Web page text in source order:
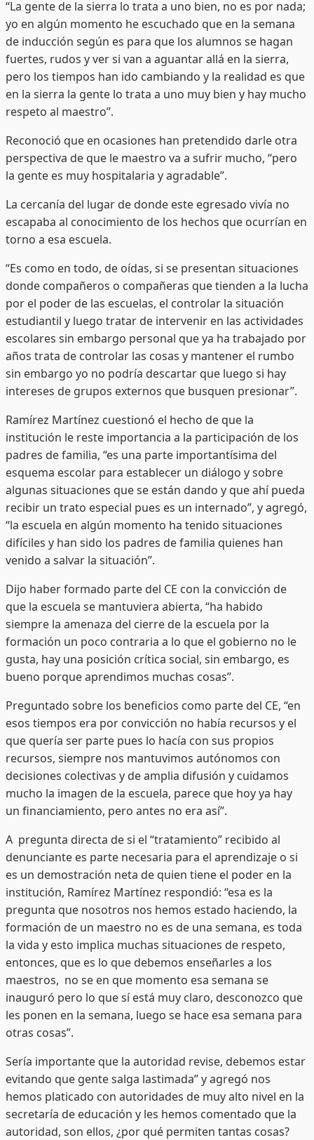
“La gente de la sierra lo trata a uno bien, no es por nada;
yo en algún momento he escuchado que en la semana
de inducción según es para que los alumnos se hagan
fuertes, rudos y ver si van a aguantar allá en la sierra,
pero los tiempos han ido cambiando y la realidad es que
en la sierra la gente lo trata a uno muy bien y hay mucho
respeto al maestro”.
Reconoció que en ocasiones han pretendido darle otra
perspectiva de que le maestro va a sufrir mucho, “pero
la gente es muy hospitalaria y agradable”.
La cercanía del lugar de donde este egresado vivía no
escapaba al conocimiento de los hechos que ocurrían en
torno a esa escuela.
“Es como en todo, de oídas, si se presentan situaciones
donde compañeros o compañeras que tienden a la lucha
por el poder de las escuelas, el controlar la situación
estudiantil y luego tratar de intervenir en las actividades
escolares sin embargo personal que ya ha trabajado por
años trata de controlar las cosas y mantener el rumbo
sin embargo yo no podría descartar que luego si hay
intereses de grupos externos que busquen presionar”.
Ramírez Martínez cuestionó el hecho de que la
institución le reste importancia a la participación de los
padres de familia, “es una parte importantísima del
esquema escolar para establecer un diálogo y sobre
algunas situaciones que se están dando y que ahí pueda
recibir un trato especial pues es un internado”, y agregó,
“la escuela en algún momento ha tenido situaciones
difíciles y han sido los padres de familia quienes han
venido a salvar la situación”.
Dijo haber formado parte del CE con la convicción de
que la escuela se mantuviera abierta, “ha habido
siempre la amenaza del cierre de la escuela por la
formación un poco contraria a lo que el gobierno no le
gusta, hay una posición crítica social, sin embargo, es
bueno porque aprendimos muchas cosas”.
Preguntado sobre los beneficios como parte del CE, “en
esos tiempos era por convicción no había recursos y el
que quería ser parte pues lo hacía con sus propios
recursos, siempre nos mantuvimos autónomos con
decisiones colectivas y de amplia difusión y cuidamos
mucho la imagen de la escuela, parece que hoy ya hay
un financiamiento, pero antes no era así”.
A pregunta directa de si el “tratamiento” recibido al
denunciante es parte necesaria para el aprendizaje o si
es un demostración neta de quien tiene el poder en la
institución, Ramírez Martínez respondió: “esa es la
pregunta que nosotros nos hemos estado haciendo, la
formación de un maestro no es de una semana, es toda
la vida y esto implica muchas situaciones de respeto,
entonces, que es lo que debemos enseñarles a los
maestros, no se en que momento esa semana se
inauguró pero lo que sí está muy claro, desconozco que
les ponen en la semana, luego se hace esa semana para
otras cosas”.
Sería importante que la autoridad revise, debemos estar
evitando que gente salga lastimada” y agregó nos
hemos platicado con autoridades de muy alto nivel en la
secretaría de educación y les hemos comentado que la
autoridad, son ellos, ¿por qué permiten tantas cosas?